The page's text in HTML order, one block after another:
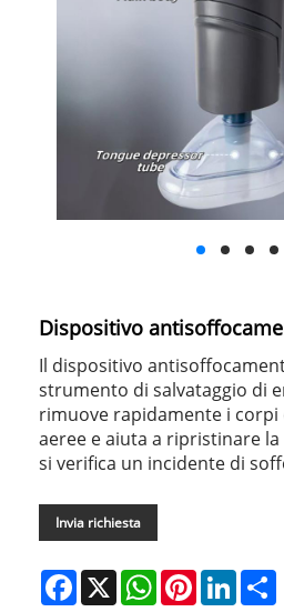
Dispositivo
Il dispositivo
strumento di salvataggio di
rimuove rapidamente i corpi
aeree e aiuta a ripristinare
si verifica un incidente di
Invia richiesta
Facebook
X WhatsAppPinterest